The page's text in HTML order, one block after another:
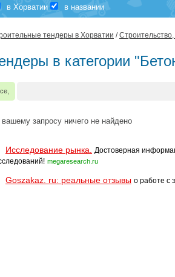
в Хорватии в названии
тендеры в Хорватии /
в категории
вашему запросу ничего не найдено
Исследование рынка.
Достоверная
megaresearch.ru
Goszakaz. ru: реальные отзывы о работе с